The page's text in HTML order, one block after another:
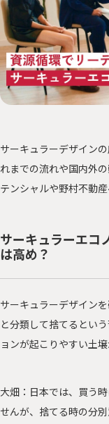
ACTION 野村
PEOPLE サス
CHALLENGE
資源を、つなぐ！
サーキュラーデザインの
れまでの流れや国内外
テンシャルや野村不動
サーキュラーエコ
は高め？
サーキュラーデザイン
と分類して捨てるとい
ョンが起こりやすい土
大畑：日本では、買う
せんが、捨てる時の分